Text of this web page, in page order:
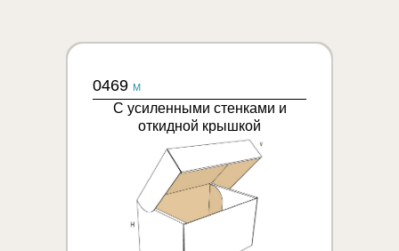
0469 M
С усиленными стенками и
откидной крышкой